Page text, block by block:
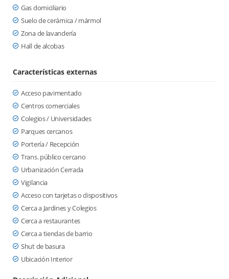
Gas domiciliario
Suelo de cerámica / mármol
Zona de lavandería
Hall de alcobas
Características externas
Acceso pavimentado
Centros comerciales
Colegios / Universidades
Parques cercanos
Portería / Recepción
Trans. público cercano
Urbanización Cerrada
Vigilancia
Acceso con tarjetas o dispositivos
Cerca a Jardines y Colegios
Cerca a restaurantes
Cerca a tiendas de barrio
Shut de basura
Ubicación Interior